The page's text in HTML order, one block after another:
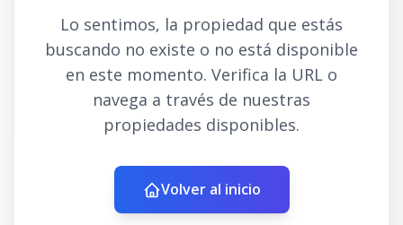
Lo sentimos, la propiedad que estás
buscando no existe o no está disponible
en este momento. Verifica la URL o
navega a través de nuestras
propiedades disponibles.
Volver al inicio